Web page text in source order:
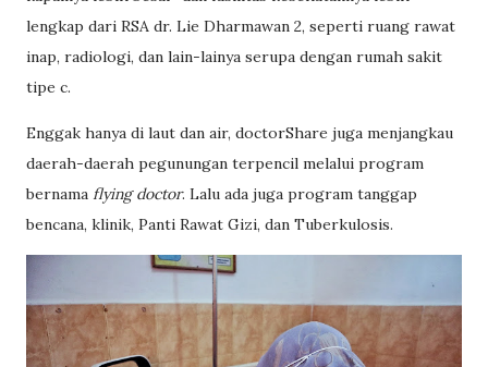
lengkap dari RSA dr. Lie Dharmawan 2, seperti ruang rawat
inap, radiologi, dan lain-lainya serupa dengan rumah sakit
tipe c.
Enggak hanya di laut dan air, doctorShare juga menjangkau
daerah-daerah pegunungan terpencil melalui program
bernama flying doctor. Lalu ada juga program tanggap
bencana, klinik, Panti Rawat Gizi, dan Tuberkulosis.